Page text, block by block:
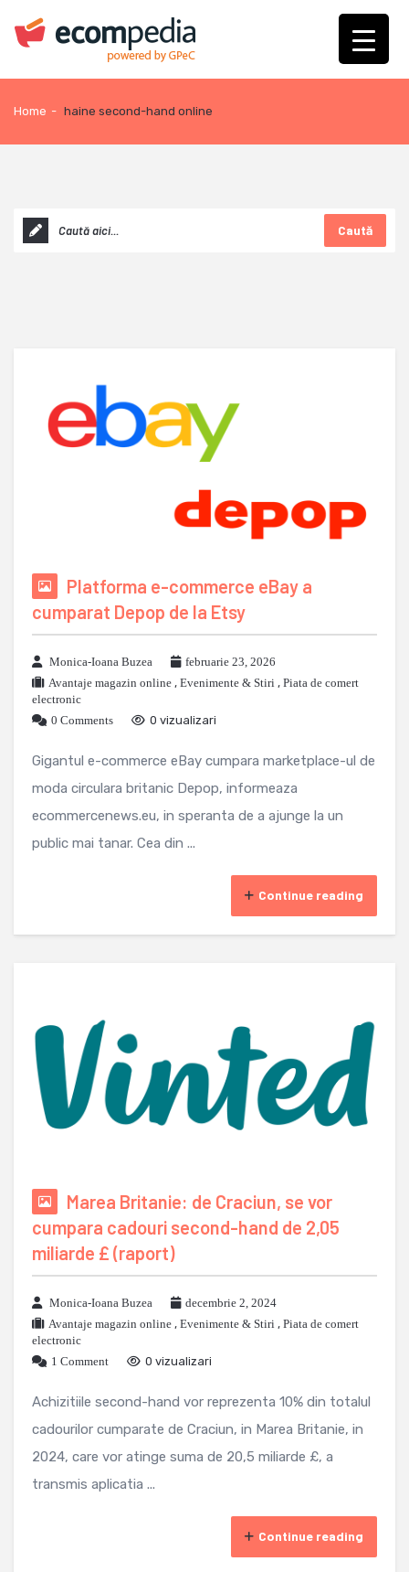
Home - haine second-hand online
Caută
Platforma e-commerce eBay a
cumparat Depop de la Etsy
Monica-Ioana Buzea
februarie 23, 2026
Avantaje magazin online , Evenimente & Stiri , Piata de comert
electronic
0 Comments
0 vizualizari
Gigantul e-commerce eBay cumpara marketplace-ul de
moda circulara britanic Depop, informeaza
ecommercenews.eu, in speranta de a ajunge la un
public mai tanar. Cea din ...
Continue reading
Marea Britanie: de Craciun, se vor
cumpara cadouri second-hand de 2,05
miliarde £ (raport)
Monica-Ioana Buzea
decembrie 2, 2024
Avantaje magazin online , Evenimente & Stiri , Piata de comert
electronic
1 Comment
0 vizualizari
Achizitiile second-hand vor reprezenta 10% din totalul
cadourilor cumparate de Craciun, in Marea Britanie, in
2024, care vor atinge suma de 20,5 miliarde £, a
transmis aplicatia ...
Continue reading